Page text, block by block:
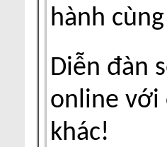
hành
Diễn đàn
online với
khác!